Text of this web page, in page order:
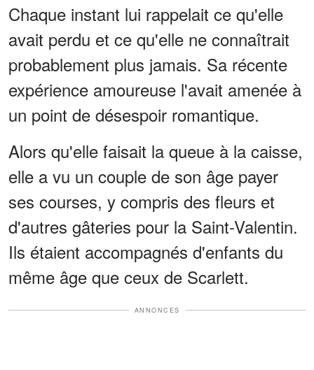
Chaque instant lui rappelait ce qu'elle
avait perdu et ce qu'elle ne connaîtrait
probablement plus jamais. Sa récente
expérience amoureuse l'avait amenée à
un point de désespoir romantique.
Alors qu'elle faisait la queue à la caisse,
elle a vu un couple de son âge payer
ses courses, y compris des fleurs et
d'autres gâteries pour la Saint-Valentin.
Ils étaient accompagnés d'enfants du
même âge que ceux de Scarlett.
ANNONCES